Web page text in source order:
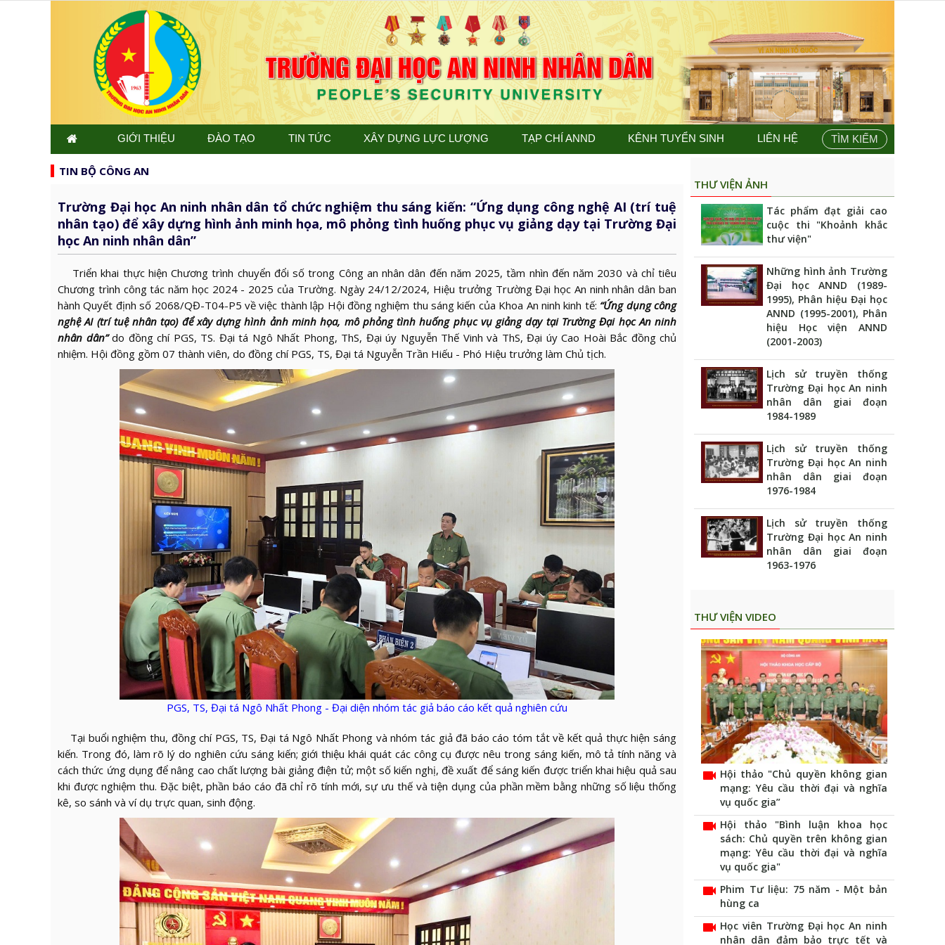
GIỚI THIỆU ĐÀO TẠO TIN TỨC XÂY DỰNG LỰC LƯỢNG TẠP CHÍ ANND KÊNH TUYỂN SINH LIÊN HỆ TÌM KIẾM
TIN BỘ CÔNG AN
Trường Đại học An ninh nhân dân tổ chức nghiệm thu sáng kiến: “Ứng dụng công nghệ AI (trí tuệ
nhân tạo) để xây dựng hình ảnh minh họa, mô phỏng tình huống phục vụ giảng dạy tại Trường Đại
học An ninh nhân dân”
Triển khai thực hiện Chương trình chuyển đổi số trong Công an nhân dân đến năm 2025, tầm nhìn đến năm 2030 và chỉ tiêu
Chương trình công tác năm học 2024 - 2025 của Trường. Ngày 24/12/2024, Hiệu trưởng Trường Đại học An ninh nhân dân ban
hành Quyết định số 2068/QĐ-T04-P5 về việc thành lập Hội đồng nghiệm thu sáng kiến của Khoa An ninh kinh tế: “Ứng dụng công
nghệAI (trí tuệ nhân tạo) để xây dựng hình ảnh minh họa, mô phỏng tình huống phục vụ giảng dạy tại Trường Đại học An ninh
nhân dân”do đồng chí PGS, TS. Đại tá Ngô Nhất Phong, ThS, Đại úy Nguyễn Thế Vinh và ThS, Đại úy Cao Hoài Bắc đồng chủ
nhiệm. Hội đồng gồm 07 thành viên, do đồng chí PGS, TS, Đại tá Nguyễn Trần Hiếu - Phó Hiệu trưởng làm Chủ tịch.
PGS, TS, Đại tá Ngô Nhất Phong - Đại diện nhóm tác giả báo cáo kết quả nghiên cứu
Tại buổi nghiệm thu, đồng chí PGS, TS, Đại tá Ngô Nhất Phong và nhóm tác giả đã báo cáo tóm tắt về kết quả thực hiện sáng
kiến. Trong đó, làm rõ lý do nghiên cứu sáng kiến; giới thiệu khái quát các công cụ được nêu trong sáng kiến, mô tả tính năng và
cách thức ứng dụng để nâng cao chất lượng bài giảng điện tử; một số kiến nghị, đề xuất để sáng kiến được triển khai hiệu quả sau
khi được nghiệm thu. Đặc biệt, phần báo cáo đã chỉ rõ tính mới, sự ưu thế và tiện dụng của phần mềm bằng những số liệu thống
kê, so sánh và ví dụ trực quan, sinh động.
THƯ VIỆN ẢNH
Tác phẩm đạt giải cao
cuộc thi "Khoảnh khắc
thư viện"
Những hình ảnh Trường
Đại học ANND (1989-
1995), Phân hiệu Đại học
ANND (1995-2001), Phân
hiệu Học viện ANND
(2001-2003)
Lịch sử truyền thống
Trường Đại học An ninh
nhân dân giai đoạn
1984-1989
Lịch sử truyền thống
Trường Đại học An ninh
nhân dân giai đoạn
1976-1984
Lịch sử truyền thống
Trường Đại học An ninh
nhân dân giai đoạn
1963-1976
THƯ VIỆN VIDEO
videocam Hội thảo "Chủ quyền không gian
mạng: Yêu cầu thời đại và nghĩa
vụ quốc gia”
videocam Hội thảo "Bình luận khoa học
sách: Chủ quyền trên không gian
mạng: Yêu cầu thời đại và nghĩa
vụ quốc gia"
videocam Phim Tư liệu: 75 năm - Một bản
hùng ca
videocam Học viên Trường Đại học An ninh
nhân dân đảm bảo trực tết và